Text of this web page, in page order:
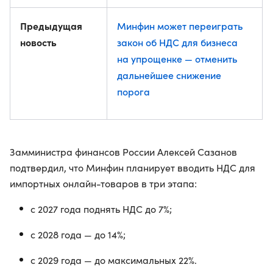
Предыдущая
новость
Минфин может переиграть
закон об НДС для бизнеса
на упрощенке — отменить
дальнейшее снижение
порога
Замминистра финансов России Алексей Сазанов
подтвердил, что Минфин планирует вводить НДС для
импортных онлайн-товаров в три этапа:
с 2027 года поднять НДС до 7%;
с 2028 года — до 14%;
с 2029 года — до максимальных 22%.